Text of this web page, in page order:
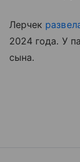
Лерчек
2024 года. У
сына.